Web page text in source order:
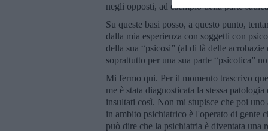
negli opposti, ad esempio della parte
Su queste basi posso, a questo punto,
dalla mia esperienza con soggetti con
della sua “psicosi” (al di là delle
soprattutto per una sua parte “psicotica”
Mi fermo qui. Per il momento trascrivo
me è stata diagnosticata la stessa
insultati così. Non mi stupisce che poi
in ambito psichiatrico è l'operato di gente
può dire che la psichiatria è diventata una